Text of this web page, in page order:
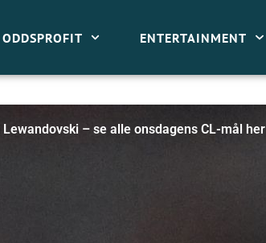
ODDSPROFIT ENTERTAINMENT
– se alle onsdagens CL-mål her